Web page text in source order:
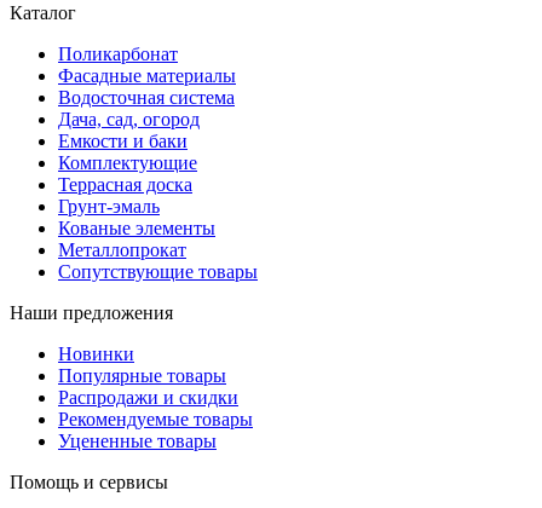
Каталог
Поликарбонат
Фасадные материалы
Водосточная система
Дача, сад, огород
Емкости и баки
Комплектующие
Террасная доска
Грунт-эмаль
Кованые элементы
Металлопрокат
Сопутствующие товары
Наши предложения
Новинки
Популярные товары
Распродажи и скидки
Рекомендуемые товары
Уцененные товары
Помощь и сервисы